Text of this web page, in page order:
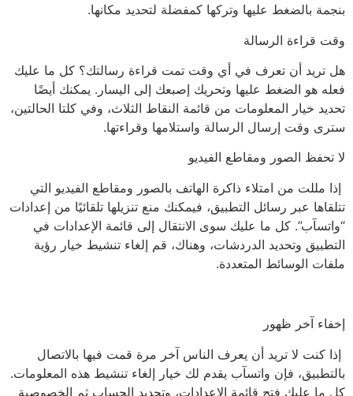
بنجمة بالضغط عليها وتركها كمفضلة لتحديد مكانها.
وقت قراءة الرسالة
هل تريد أن تعرف في أي وقت تمت قراءة رسالتك؟ كل ما عليك
فعله هو الضغط عليها وتحريك إصبعك إلى اليسار. يمكنك أيضًا
تحديد خيار المعلومات من قائمة النقاط الثلاث، وفي كلتا الحالتين،
سترى وقت إرسال الرسالة واستلامها وقراءتها.
لا تحفظ الصور ومقاطع الفيديو
إذا مللت من امتلاء ذاكرة الهاتف بالصور ومقاطع الفيديو التي
تتلقاها عبر رسائل التطبيق، فيمكنك منع تنزيلها تلقائيًا من إعدادات
“واتسآب”. كل ما عليك سوى الانتقال إلى قائمة الإعدادات في
التطبيق وتحديد الدردشات، وهناك، قم إلغاء تنشيط خيار رؤية
ملفات الوسائط المتعددة.
إخفاء آخر ظهور
إذا كنت لا تريد أن يعرف الناس آخر مرة قمت فيها بالاتصال
بالتطبيق، فإن واتسآب يقدم لك خيار إلغاء تنشيط هذه المعلومات.
كل ما عليك فتح قائمة الإعدادات، وتحديد الحساب ثم الخصوصية